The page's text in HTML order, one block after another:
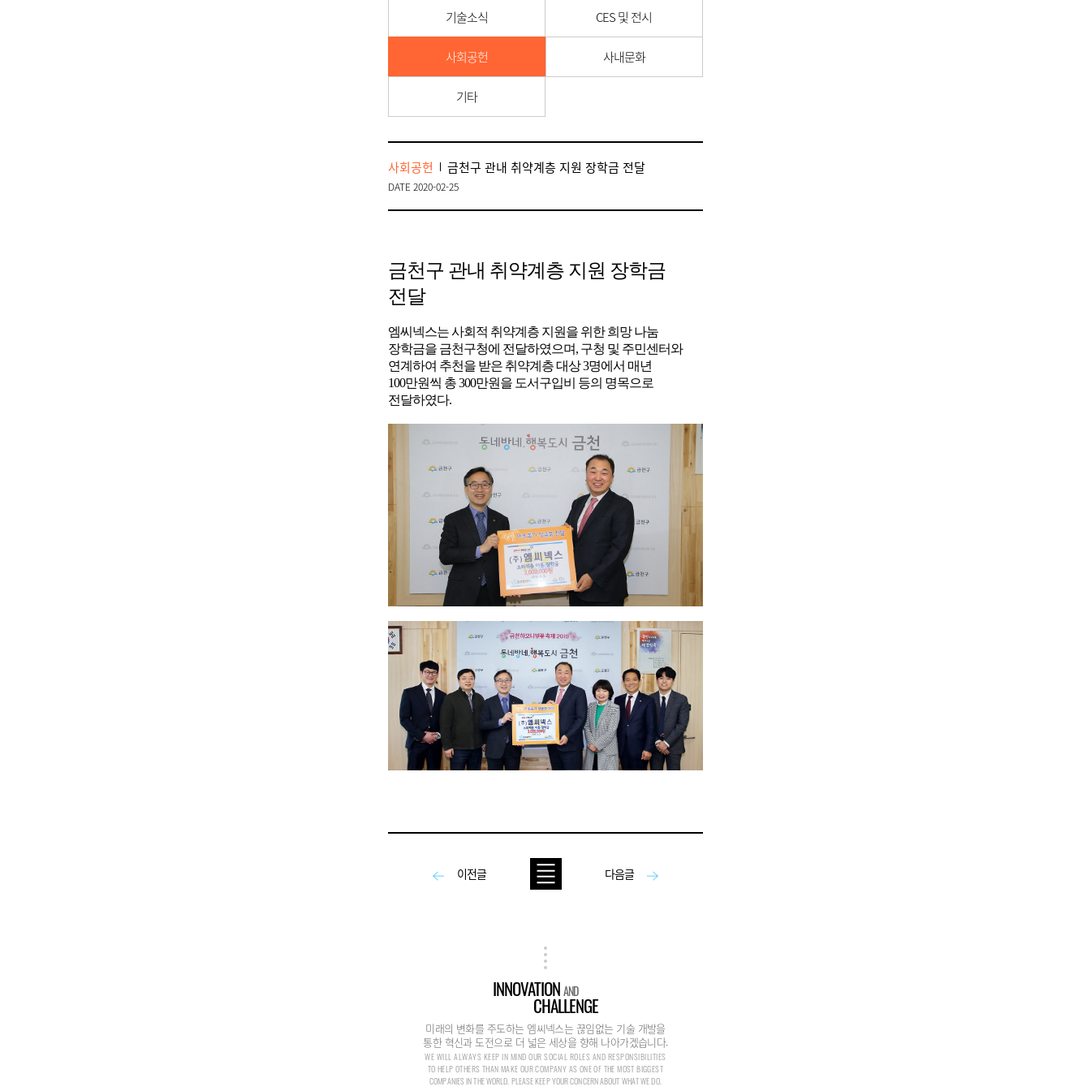
기술소식 CES 및 전시
사회공헌 사내문화
기타
사회공헌 금천구 관내 취약계층 지원 장학금 전달
DATE 2020-02-25
금천구 관내 취약계층 지원 장학금
전달
엠씨넥스는 사회적 취약계층 지원을 위한 희망 나눔
장학금을 금천구청에 전달하였으며, 구청 및 주민센터와
연계하여 추천을 받은 취약계층 대상 3명에서 매년
100만원씩 총 300만원을 도서구입비 등의 명목으로
전달하였다.
이전글 다음글
INNOVATIONAND
CHALLENGE
미래의 변화를 주도하는 엠씨넥스는 끊임없는 기술 개발을
통한 혁신과 도전으로 더 넓은 세상을 향해 나아가겠습니다.
WE WILL ALWAYS KEEP IN MIND OUR SOCIAL ROLES AND RESPONSIBILITIES
TO HELP OTHERS THAN MAKE OUR COMPANY AS ONE OF THE MOST BIGGEST
COMPANIES IN THE WORLD. PLEASE KEEP YOUR CONCERN ABOUT WHAT WE DO.